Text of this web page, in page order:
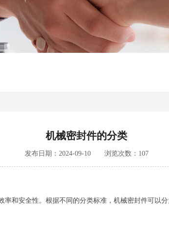
机械密封件的分类
发布日期：2024-09-10 浏览次数： 107
和安全性。根据不同的分类标准，机械密封件可以